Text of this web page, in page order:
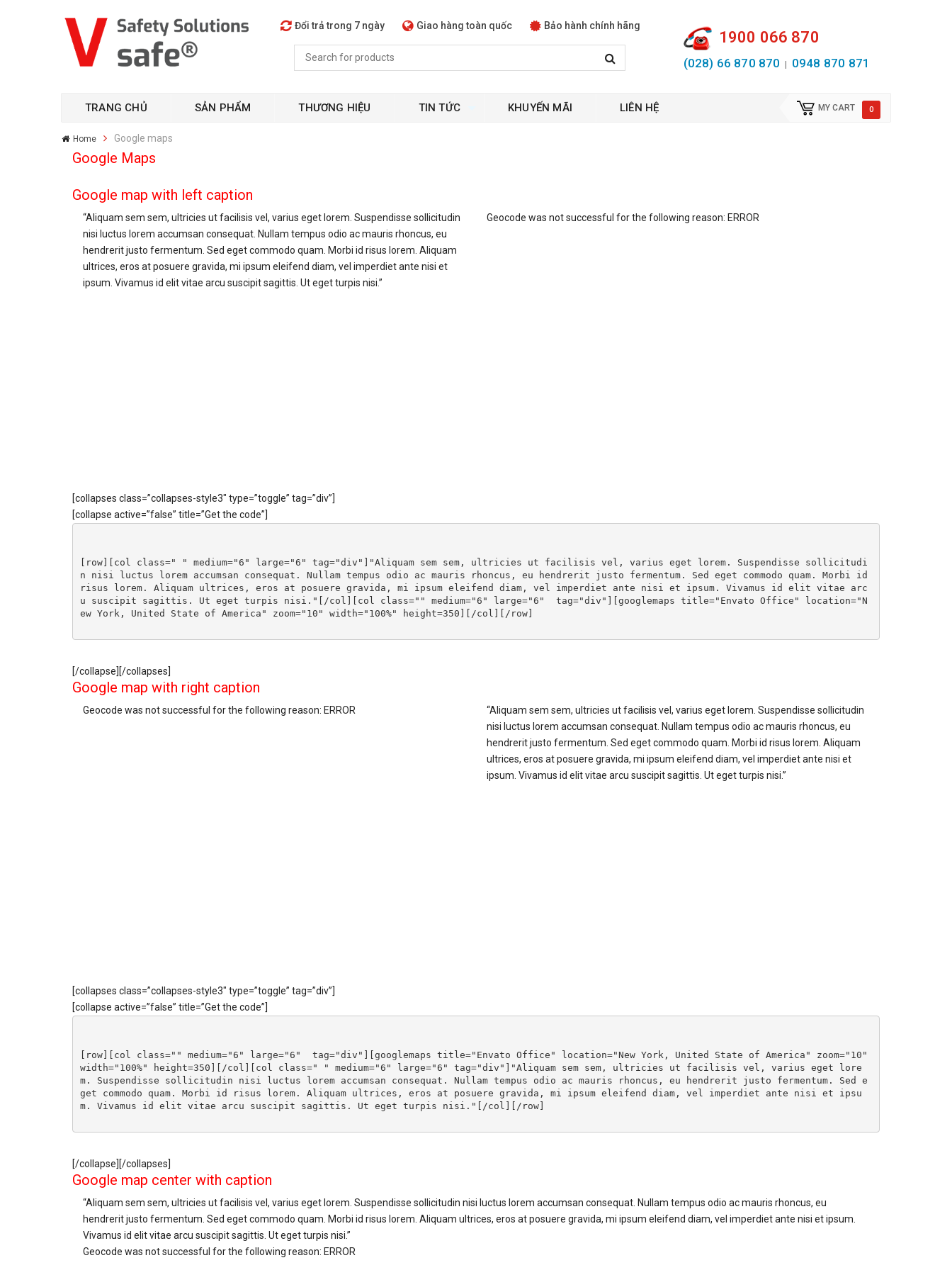
Đổi trả trong 7 ngày Giao hàng toàn quốc Bảo hành chính hãng
1900 066 870
(028) 66 870 870 0948 870 871
TRANG CHỦ SẢN PHẨM THƯƠNG HIỆU TIN TỨC KHUYẾN MÃI LIÊN HỆ MY CART 0
Home Google maps
Google Maps
Google map with left caption
“Aliquam sem sem, ultricies ut facilisis vel, varius eget lorem. Suspendisse sollicitudin
nisi luctus lorem accumsan consequat. Nullam tempus odio ac mauris rhoncus, eu
hendrerit justo fermentum. Sed eget commodo quam. Morbi id risus lorem. Aliquam
ultrices, eros at posuere gravida, mi ipsum eleifend diam, vel imperdiet ante nisi et
ipsum. Vivamus id elit vitae arcu suscipit sagittis. Ut eget turpis nisi.”
Geocode was not successful for the following reason: ERROR
[collapses class=”collapses-style3″ type=”toggle” tag=”div”]
[collapse active=”false” title=”Get the code”]
[row][col class=" " medium="6" large="6" tag="div"]"Aliquam sem sem, ultricies ut facilisis vel, varius eget lorem. Suspendisse sollicitudi
n nisi luctus lorem accumsan consequat. Nullam tempus odio ac mauris rhoncus, eu hendrerit justo fermentum. Sed eget commodo quam. Morbi id
risus lorem. Aliquam ultrices, eros at posuere gravida, mi ipsum eleifend diam, vel imperdiet ante nisi et ipsum. Vivamus id elit vitae arc
u suscipit sagittis. Ut eget turpis nisi."[/col][col class="" medium="6" large="6"  tag="div"][googlemaps title="Envato Office" location="N
ew York, United State of America" zoom="10" width="100%" height=350][/col][/row]
[/collapse][/collapses]
Google map with right caption
Geocode was not successful for the following reason: ERROR
“Aliquam sem sem, ultricies ut facilisis vel, varius eget lorem. Suspendisse sollicitudin
nisi luctus lorem accumsan consequat. Nullam tempus odio ac mauris rhoncus, eu
hendrerit justo fermentum. Sed eget commodo quam. Morbi id risus lorem. Aliquam
ultrices, eros at posuere gravida, mi ipsum eleifend diam, vel imperdiet ante nisi et
ipsum. Vivamus id elit vitae arcu suscipit sagittis. Ut eget turpis nisi.”
[collapses class=”collapses-style3″ type=”toggle” tag=”div”]
[collapse active=”false” title=”Get the code”]
[row][col class="" medium="6" large="6"  tag="div"][googlemaps title="Envato Office" location="New York, United State of America" zoom="10"
width="100%" height=350][/col][col class=" " medium="6" large="6" tag="div"]"Aliquam sem sem, ultricies ut facilisis vel, varius eget lore
m. Suspendisse sollicitudin nisi luctus lorem accumsan consequat. Nullam tempus odio ac mauris rhoncus, eu hendrerit justo fermentum. Sed e
get commodo quam. Morbi id risus lorem. Aliquam ultrices, eros at posuere gravida, mi ipsum eleifend diam, vel imperdiet ante nisi et ipsu
m. Vivamus id elit vitae arcu suscipit sagittis. Ut eget turpis nisi."[/col][/row]
[/collapse][/collapses]
Google map center with caption
“Aliquam sem sem, ultricies ut facilisis vel, varius eget lorem. Suspendisse sollicitudin nisi luctus lorem accumsan consequat. Nullam tempus odio ac mauris rhoncus, eu
hendrerit justo fermentum. Sed eget commodo quam. Morbi id risus lorem. Aliquam ultrices, eros at posuere gravida, mi ipsum eleifend diam, vel imperdiet ante nisi et ipsum.
Vivamus id elit vitae arcu suscipit sagittis. Ut eget turpis nisi.”
Geocode was not successful for the following reason: ERROR